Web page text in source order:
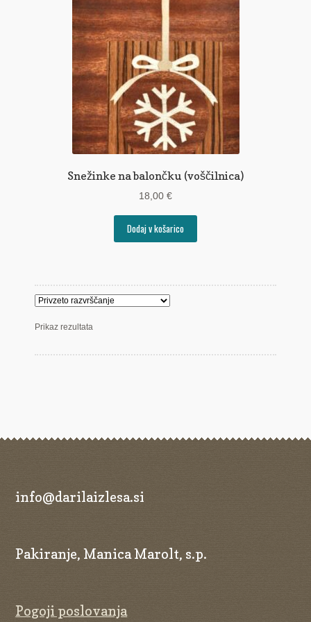
Ponudba delavnic
Seznami izdelkov
Unikatna poslovna darila
Zaključek nakupa
Snežinke na balončku (voščilnica)
18,00 €
Dodaj v košarico
Prikaz rezultata
info@darilaizlesa.si
Pakiranje, Manica Marolt, s.p.
Pogoji poslovanja